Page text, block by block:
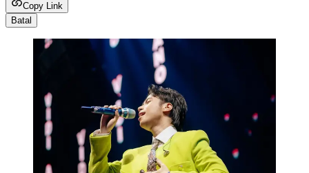
Copy Link
Batal